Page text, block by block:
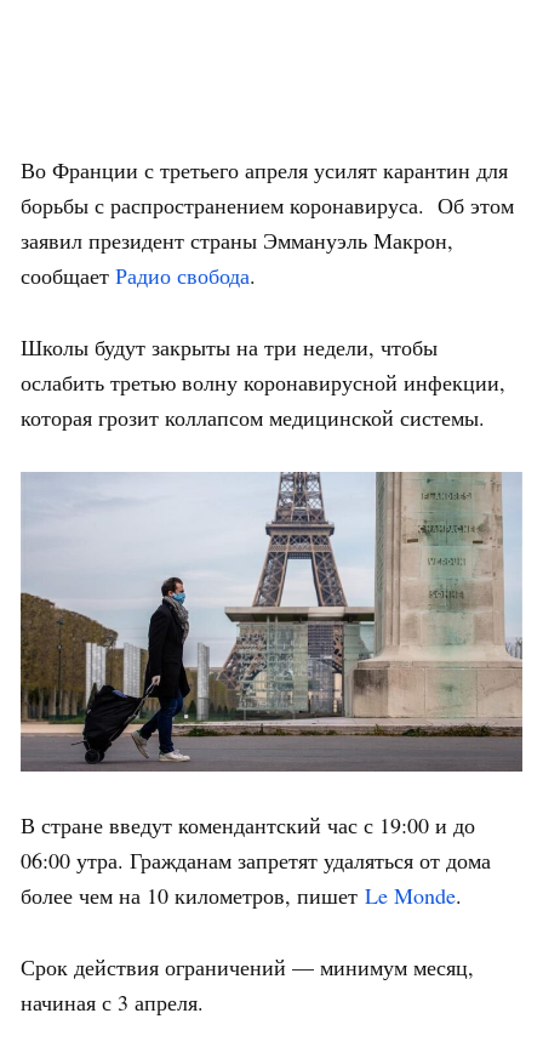
Во Франции с третьего апреля усилят карантин для
борьбы с распространением коронавируса. Об этом
заявил президент страны Эммануэль Макрон,
сообщает Радио свобода.
Школы будут закрыты на три недели, чтобы
ослабить третью волну коронавирусной инфекции,
которая грозит коллапсом медицинской системы.
В стране введут комендантский час с 19:00 и до
06:00 утра. Гражданам запретят удаляться от дома
более чем на 10 километров, пишет Le Monde.
Срок действия ограничений — минимум месяц,
начиная с 3 апреля.